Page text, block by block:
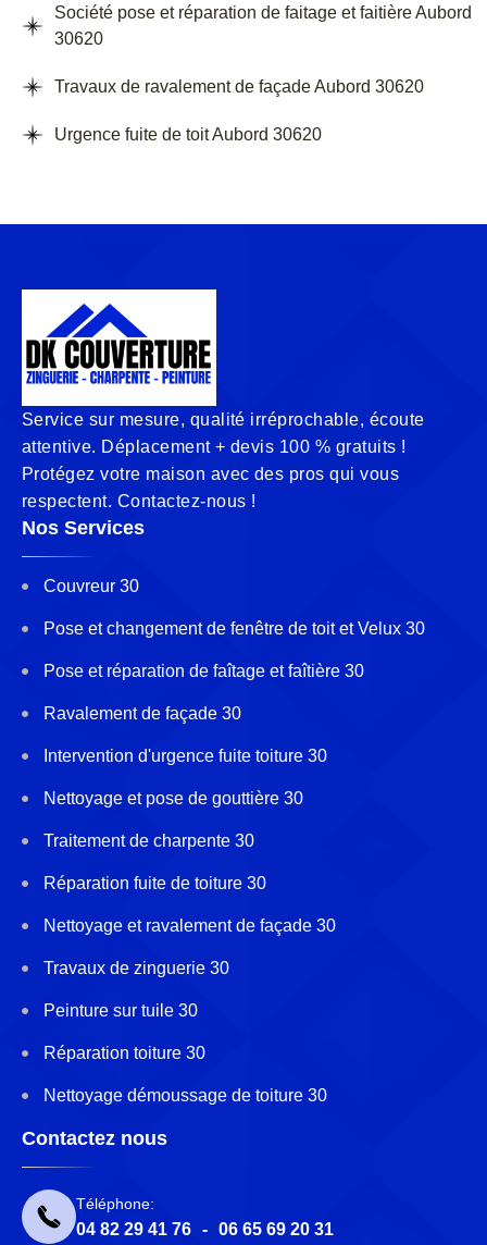
Société pose et réparation de faitage et faitière Aubord
30620
Travaux de ravalement de façade Aubord 30620
Urgence fuite de toit Aubord 30620
Service sur mesure, qualité irréprochable, écoute
attentive. Déplacement + devis 100 % gratuits !
Protégez votre maison avec des pros qui vous
respectent. Contactez-nous !
Nos Services
Couvreur 30
Pose et changement de fenêtre de toit et Velux 30
Pose et réparation de faîtage et faîtière 30
Ravalement de façade 30
Intervention d'urgence fuite toiture 30
Nettoyage et pose de gouttière 30
Traitement de charpente 30
Réparation fuite de toiture 30
Nettoyage et ravalement de façade 30
Travaux de zinguerie 30
Peinture sur tuile 30
Réparation toiture 30
Nettoyage démoussage de toiture 30
Contactez nous
Téléphone:
04 82 29 41 76 - 06 65 69 20 31